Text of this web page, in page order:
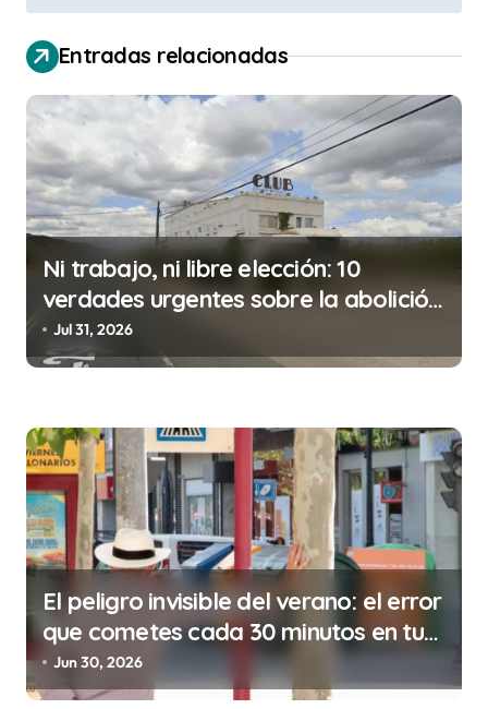
g
a
c
i
ó
n
d
e
e
t
r
a
d
a
Entradas relacionadas
Ni trabajo, ni libre elección: 10
verdades urgentes sobre la abolición
de la prostitución
Jul 31, 2026
El peligro invisible del verano: el error
que cometes cada 30 minutos en tu
trabajo (y la ilegalidad que te puede
costar la vida)
Jun 30, 2026